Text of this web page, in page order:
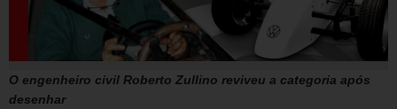
O engenheiro civil Roberto Zullino reviveu a categoria após
desenhar